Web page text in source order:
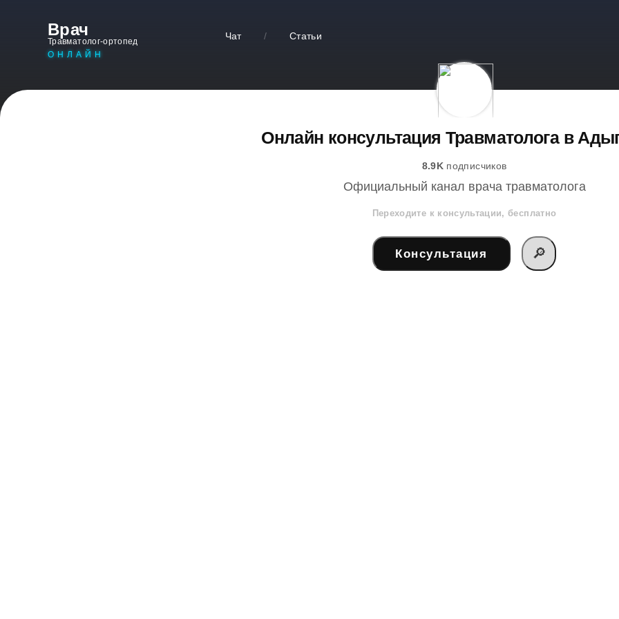
Врач
Травматолог-ортопед
ОНЛАЙН
Чат / Статьи
Онлайн консультация Травматолога в
8.9K подписчиков
Официальный канал врача травматолога
Переходите к консультации, бесплатно
Консультация 🔎